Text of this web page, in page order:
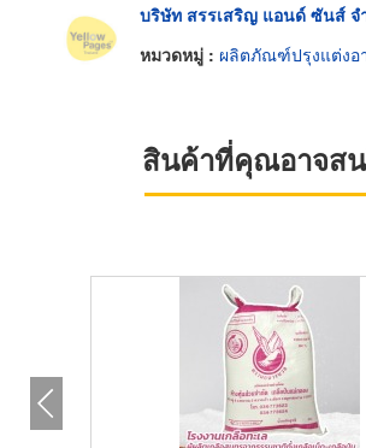
บริษัท สรรเสริญ แอนด์ ซันส์ จ
หมวดหมู่ : ผลิตภัณฑ์ปรุงแต่งอ
สินค้าที่คุณอาจส